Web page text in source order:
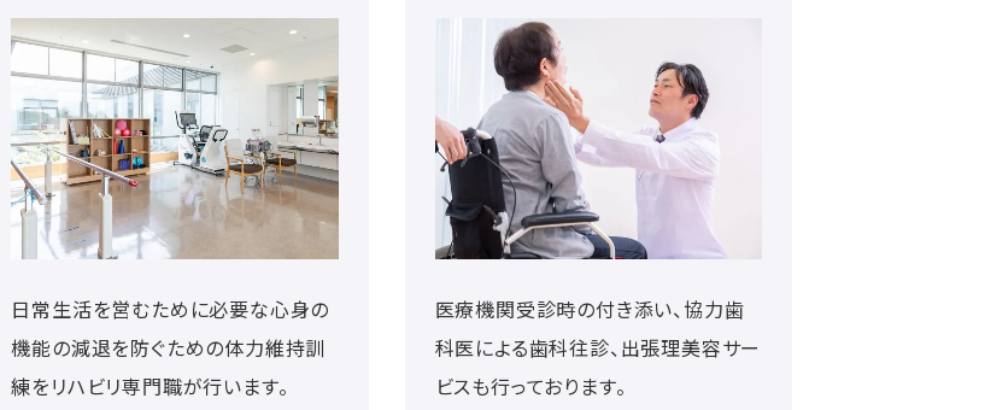
日常生活を営むために必要な心身の
機能の減退を防ぐための体力維持訓
練をリハビリ専門職が行います。
医療機関受診時の付き添い、協力歯
科医による歯科往診、出張理美容サー
ビスも行っております。